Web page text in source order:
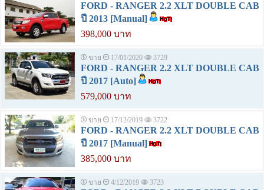
FORD - RANGER 2.2 XLT DOUBLE CAB
ปี 2013 [Manual]
398,000 บาท
ขาย 17/01/2020 3729
FORD - RANGER 2.2 XLT DOUBLE CAB
ปี 2017 [Auto]
579,000 บาท
ขาย 17/12/2019 3722
FORD - RANGER 2.2 XLT DOUBLE CAB
ปี 2017 [Manual]
385,000 บาท
ขาย 4/12/2019 3723